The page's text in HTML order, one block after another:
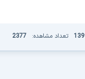
تعداد مشاهده: 2377